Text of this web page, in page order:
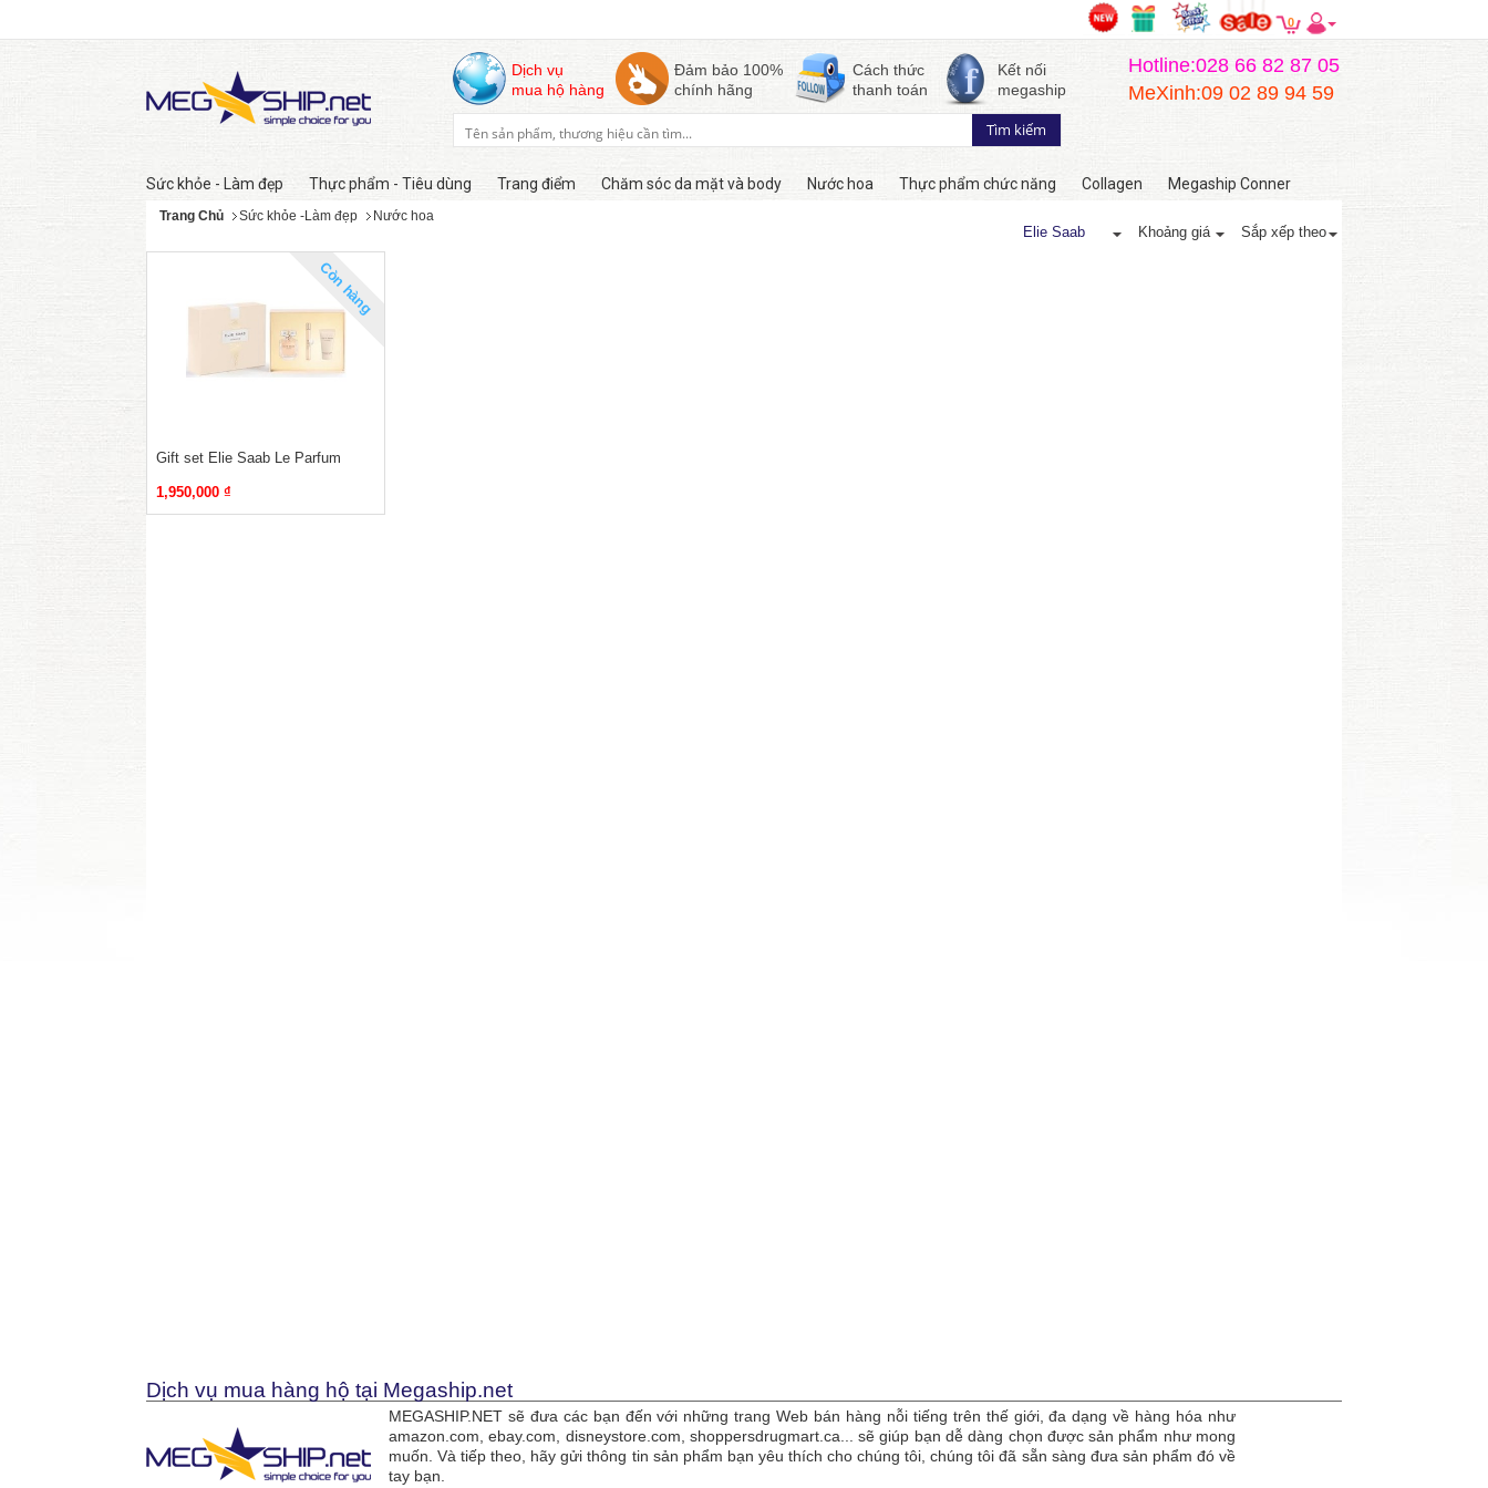
0
Dịch vụ
mua hộ hàng
Đảm bảo 100%
chính hãng
Cách thức
thanh toán
Kết nối
megaship
Hotline:028 66 82 87 05
MeXinh:09 02 89 94 59
Sức khỏe - Làm đẹp Thực phẩm - Tiêu dùng Trang điểm Chăm sóc da mặt và body Nước hoa Thực phẩm chức năng Collagen Megaship Conner
Trang Chủ Sức khỏe -Làm đẹp Nước hoa
Elie Saab Khoảng giá Sắp xếp theo
Còn hàng
Gift set Elie Saab Le Parfum
1,950,000 ₫
Dịch vụ mua hàng hộ tại Megaship.net
MEGASHIP.NET sẽ đưa các bạn đến với những trang Web bán hàng nỗi tiếng trên thế giới, đa dạng về hàng hóa như
amazon.com, ebay.com, disneystore.com, shoppersdrugmart.ca... sẽ giúp bạn dễ dàng chọn được sản phẩm như mong
muốn. Và tiếp theo, hãy gửi thông tin sản phẩm bạn yêu thích cho chúng tôi, chúng tôi đã sẵn sàng đưa sản phẩm đó về
tay bạn.